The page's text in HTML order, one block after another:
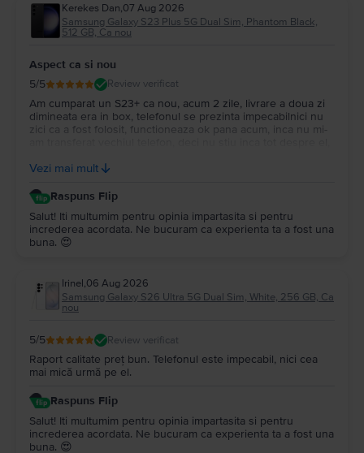
Kerekes Dan,07 Aug 2026
Samsung Galaxy S23 Plus 5G Dual Sim, Phantom Black,
512 GB, Ca nou
Aspect ca si nou
5/5 Review verificat
Am cumparat un S23+ ca nou, acum 2 zile, livrare a doua zi
dimineata era in box, telefonul se prezinta impecabilnici nu
zici ca a fost folosit, functioneaza ok pana acum, inca nu mi-
cand voi incepe sa-l folosesc.
Vezi mai mult
Raspuns Flip
Salut! Iti multumim pentru opinia impartasita si pentru
increderea acordata. Ne bucuram ca experienta ta a fost una
buna. 😍
Irinel,06 Aug 2026
Samsung Galaxy S26 Ultra 5G Dual Sim, White, 256 GB, Ca
nou
5/5 Review verificat
Raport calitate preț bun. Telefonul este impecabil, nici cea
mai mică urmă pe el.
Raspuns Flip
Salut! Iti multumim pentru opinia impartasita si pentru
increderea acordata. Ne bucuram ca experienta ta a fost una
buna. 😍